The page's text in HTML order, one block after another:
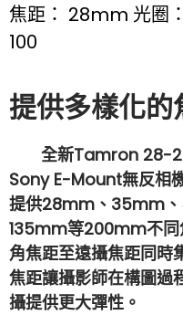
焦距： 28mm 光圈
100
提供多樣化的
全新Tamron 28-
Sony E-Mount無反相
提供28mm、35mm
135mm等200mm不
角焦距至遠攝焦距同時
焦距讓攝影師在構圖過
攝提供更大彈性。